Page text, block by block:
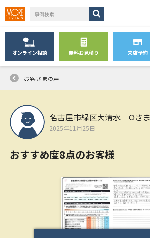
オンライン相談 無料お見積り 来店予約
お客さまの声
名古屋市緑区大清水 Oさま
2025年11月25日
おすすめ度8点のお客様